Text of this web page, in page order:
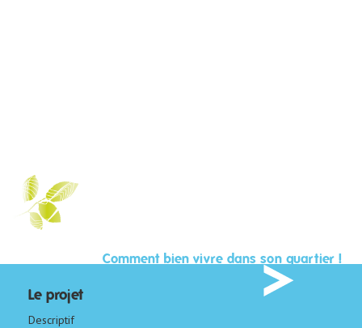
Comment bien vivre dans son quartier !
Le projet
Descriptif